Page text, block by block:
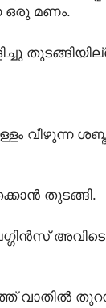
ഒരു മണം.
വീഴുന്ന
തുടങ്ങി.
അവിടെ
വാതിൽ